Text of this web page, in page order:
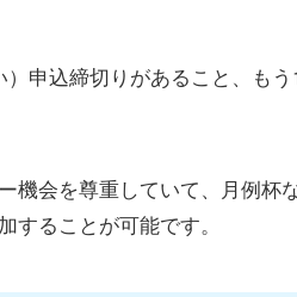
申込締切りがあること、も
機会を尊重していて、月例杯
ることが可能です。